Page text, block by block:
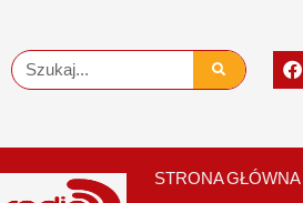
content
Szukaj
F
a
c
o
o
k
STRONA GŁÓWNA